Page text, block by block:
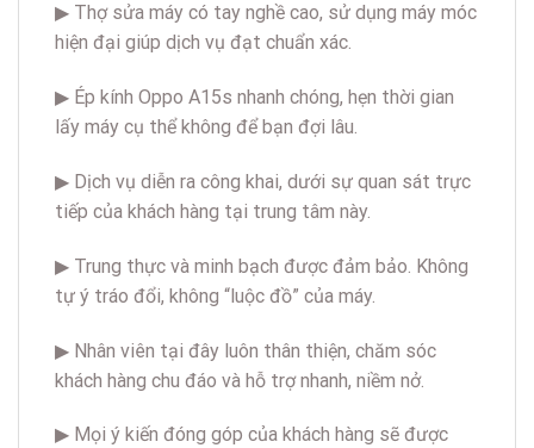
▶ Thợ sửa máy có tay nghề cao, sử dụng máy móc
hiện đại giúp dịch vụ đạt chuẩn xác.
▶ Ép kính Oppo A15s nhanh chóng, hẹn thời gian
lấy máy cụ thể không để bạn đợi lâu.
▶ Dịch vụ diễn ra công khai, dưới sự quan sát trực
tiếp của khách hàng tại trung tâm này.
▶ Trung thực và minh bạch được đảm bảo. Không
tự ý tráo đổi, không “luộc đồ” của máy.
▶ Nhân viên tại đây luôn thân thiện, chăm sóc
khách hàng chu đáo và hỗ trợ nhanh, niềm nở.
▶ Mọi ý kiến đóng góp của khách hàng sẽ được